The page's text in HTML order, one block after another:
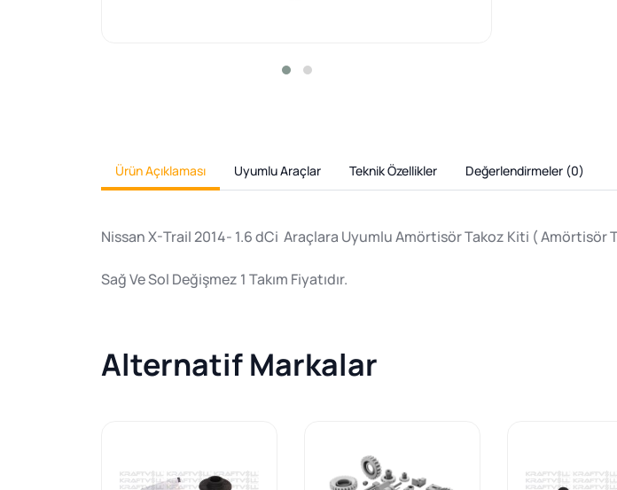
Ürün Açıklaması Uyumlu Araçlar Teknik Özellikler Değerlendirmeler (0)
Nissan X-Trail 2014- 1.6 dCi Araçlara Uyumlu Amörtisör Takoz Kiti ( Amörtisör
Sağ Ve Sol Değişmez 1 Takım Fiyatıdır.
Alternatif Markalar